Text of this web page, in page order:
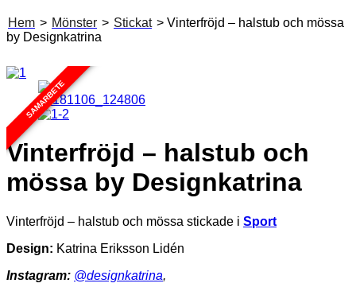
Hem > Mönster > Stickat > Vinterfröjd – halstub och mössa
by Designkatrina
SAMARBETE
Vinterfröjd – halstub och
mössa by Designkatrina
Vinterfröjd – halstub och mössa stickade i Sport
Design: Katrina Eriksson Lidén
Instagram: @designkatrina,